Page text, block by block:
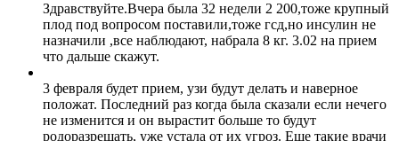
Здравствуйте.Вчера была 32 недели 2 200,тоже крупный
плод под вопросом поставили,тоже гсд,но инсулин не
назначили ,все наблюдают, набрала 8 кг. 3.02 на прием
что дальше скажут.
3 февраля будет прием, узи будут делать и наверное
положат. Последний раз когда была сказали если нечего
не изменится и он вырастит больше то будут
родоразрешать, уже устала от их угроз. Еще такие врачи